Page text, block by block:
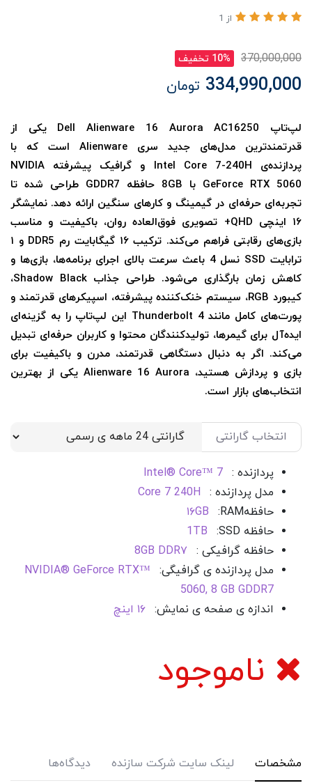
از 1
370,000,000 10% تخفیف
334,990,000 تومان
لپ‌تاپ Dell Alienware 16 Aurora AC16250 یکی از
قدرتمندترین مدل‌های جدید سری Alienware است که با
پردازنده‌ی Intel Core 7-240H و گرافیک پیشرفته NVIDIA
GeForce RTX 5060 با 8GB حافظه GDDR7 طراحی شده تا
تجربه‌ای حرفه‌ای در گیمینگ و کارهای سنگین ارائه دهد. نمایشگر
۱۶ اینچی QHD+ تصویری فوق‌العاده روان، باکیفیت و مناسب
بازی‌های رقابتی فراهم می‌کند. ترکیب ۱۶ گیگابایت رم DDR5 و ۱
ترابایت SSD نسل 4 باعث سرعت بالای اجرای برنامه‌ها، بازی‌ها و
کاهش زمان بارگذاری می‌شود. طراحی جذاب Shadow Black،
کیبورد RGB، سیستم خنک‌کننده پیشرفته، اسپیکرهای قدرتمند و
پورت‌های کامل مانند Thunderbolt 4 این لپ‌تاپ را به گزینه‌ای
ایده‌آل برای گیمرها، تولیدکنندگان محتوا و کاربران حرفه‌ای تبدیل
می‌کند. اگر به دنبال دستگاهی قدرتمند، مدرن و باکیفیت برای
بازی و پردازش هستید، Alienware 16 Aurora یکی از بهترین
انتخاب‌های بازار است.
انتخاب گارانتی
پردازنده : Intel® Core™ 7
مدل پردازنده :
Core 7 240H
حافظهRAM
:
۱۶GB
حافظه SSD
:
1TB
حافظه گرافیکی : 8GB DDR۷
مدل پردازنده ی گرافیگی:
NVIDIA® GeForce RTX™
5060, 8 GB GDDR7
اندازه ی صفحه ی نمایش: ۱۶ اینچ
ناموجود
مشخصات لینک سایت شرکت سازنده دیدگاه‌ها